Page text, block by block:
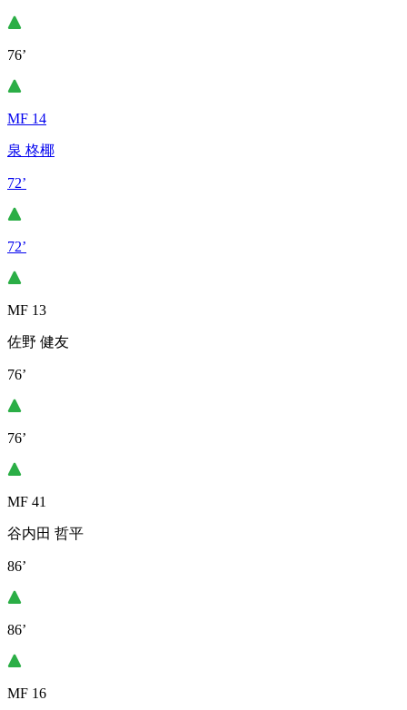
76’
MF 14
泉 柊椰
72’
72’
MF 13
佐野 健友
76’
76’
MF 41
谷内田 哲平
86’
86’
MF 16